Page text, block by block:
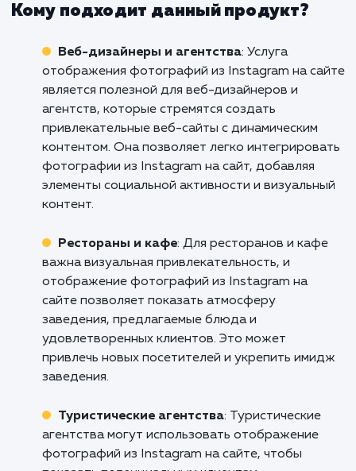
и помогает привлечь
Не упустите возможность усилить свое
присутствие и расширить свою
Свяжитесь с нами прямо сейчас,
фотографий из Instagram на вашем
может помочь вашему бизнесу выйти на
уровень!
Кому подходит данный продукт?
отображения фотографий из Instagram на
является полезной для веб-дизайнеров и
агентств, которые стремятся создать